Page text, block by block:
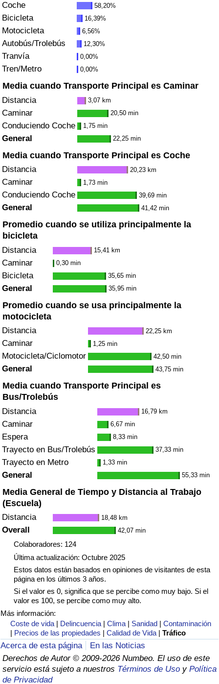
Coche 58,20%
Bicicleta 16,39%
Motocicleta 6,56%
Autobús/Trolebús 12,30%
Tranvía 0,00%
Tren/Metro 0,00%
Media cuando Transporte Principal es Caminar
Distancia 3,07 km
Caminar 20,50 min
Conduciendo Coche 1,75 min
General 22,25 min
Media cuando Transporte Principal es Coche
Distancia 20,23 km
Caminar 1,73 min
Conduciendo Coche 39,69 min
General 41,42 min
Promedio cuando se utiliza principalmente la
bicicleta
Distancia 15,41 km
Caminar 0,30 min
Bicicleta 35,65 min
General 35,95 min
Promedio cuando se usa principalmente la
motocicleta
Distancia 22,25 km
Caminar 1,25 min
Motocicleta/Ciclomotor 42,50 min
General 43,75 min
Media cuando Transporte Principal es
Bus/Trolebús
Distancia 16,79 km
Caminar 6,67 min
Espera 8,33 min
Trayecto en Bus/Trolebús 37,33 min
Trayecto en Metro 1,33 min
General 55,33 min
Media General de Tiempo y Distancia al Trabajo
(Escuela)
Distancia 18,48 km
Overall 42,07 min
Colaboradores: 124
Última actualización: Octubre 2025
Estos datos están basados en opiniones de visitantes de esta
página en los últimos 3 años.
Si el valor es 0, significa que se percibe como muy bajo. Si el
valor es 100, se percibe como muy alto.
Más información:
Coste de vida | Delincuencia |Clima | Sanidad |Contaminación
| Precios de las propiedades |Calidad de Vida |Tráfico
Acerca de esta página
En las Noticias
Derechos de Autor © 2009-2026 Numbeo. El uso de este
servicio está sujeto a nuestros Términos de Uso y Política
de Privacidad
Índice de Contaminación por País
Tráfico
Índice de Tráfico
Índice de Tráfico (Actual)
Índice de Tráfico por País